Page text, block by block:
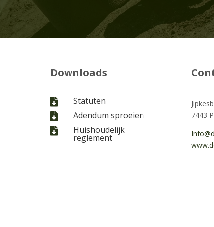
Downloads
 Statuten
 Adendum sproeien
 Huishoudelijk
reglement
7443